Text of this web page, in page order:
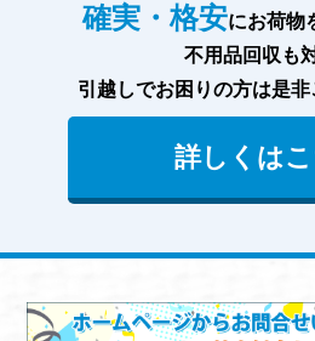
確実・格安にお荷物
不用品回収も
引越しでお困りの方は是非
詳しくは